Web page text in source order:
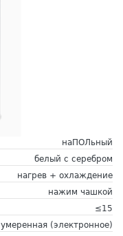
наПОЛьный
белый с серебром
нагрев + охлаждение
нажим чашкой
≤15
умеренная (электронное)